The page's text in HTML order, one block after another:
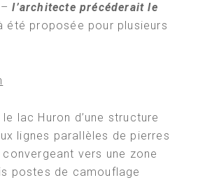
l’architecte précéderait le
été proposée pour plusieurs
lac Huron d’une structure
lignes parallèles de pierres
vers une zone
postes de camouflage